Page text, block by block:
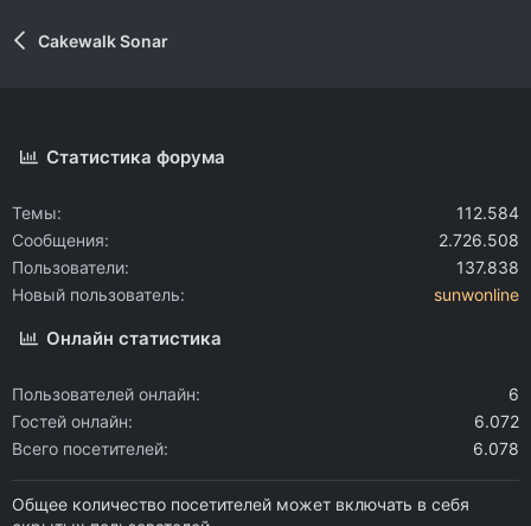
Cakewalk Sonar
Статистика форума
Темы
112.584
Сообщения
2.726.508
Пользователи
137.838
Новый пользователь
sunwonline
Онлайн статистика
Пользователей онлайн
6
Гостей онлайн
6.072
Всего посетителей
6.078
Общее количество посетителей может включать в себя